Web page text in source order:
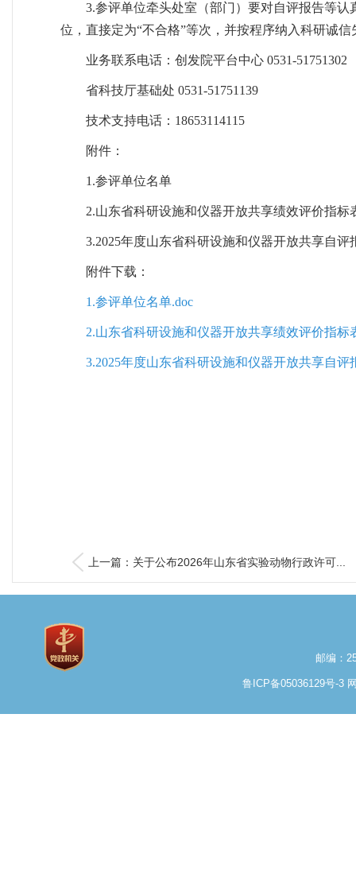
3.参评单位牵头处室（部门）要对自评报告等
位，直接定为“不合格”等次，并按程序纳入科研诚信
业务联系电话：创发院平台中心 0531-51751302
省科技厅基础处 0531-51751139
技术支持电话：18653114115
附件：
1.参评单位名单
2.山东省科研设施和仪器开放共享绩效评价指标
3.2025年度山东省科研设施和仪器开放共享自评
附件下载：
1.参评单位名单.doc
2.山东省科研设施和仪器开放共享绩效评价指标
3.2025年度山东省科研设施和仪器开放共享自评
上一篇：关于公布2026年山东省实验动物行政许可...
邮编：
鲁ICP备05036129号-3